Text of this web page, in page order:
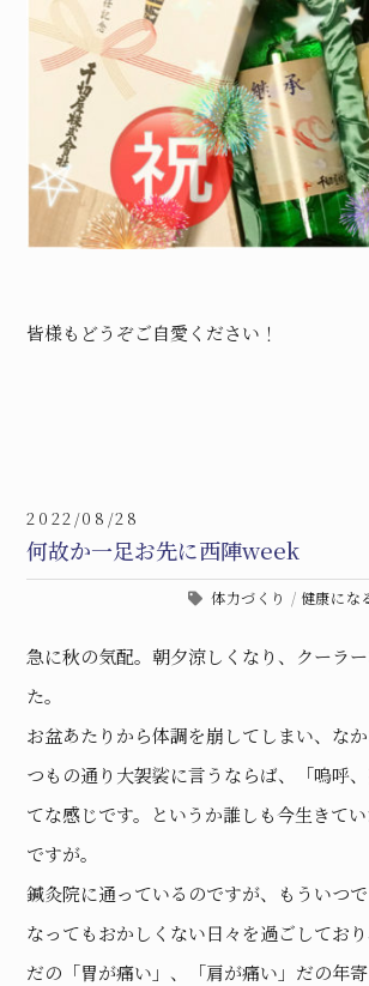
皆様もどうぞご自愛ください！
2022/08/28
何故か一足お先に西陣week
体力づくり / 健康にな
急に秋の気配。朝夕涼しくなり、クーラ
た。
お盆あたりから体調を崩してしまい、な
つもの通り大袈裟に言うならば、「嗚呼、
てな感じです。というか誰しも今生きて
ですが。
鍼灸院に通っているのですが、もういつ
なってもおかしくない日々を過ごしており
だの「胃が痛い」、「肩が痛い」だの年